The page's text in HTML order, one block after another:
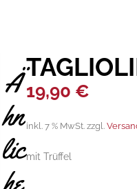
19,90 €
inkl. 7 % MwSt. zzgl.
mit Trüffel
Ä
hn
lic
he